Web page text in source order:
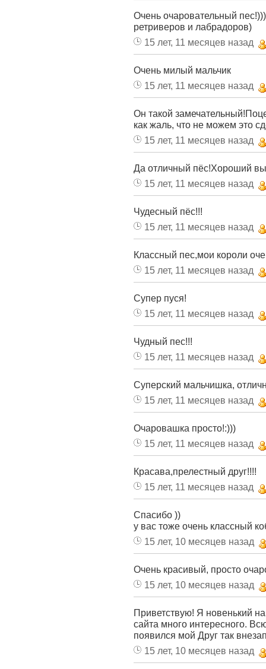
Очень очаровательный
ретриверов и лабрадоров)
15 лет, 11 месяцев назад
Очень милый мальчик
15 лет, 11 месяцев назад
Он такой
как жаль, что не можем это
15 лет, 11 месяцев назад
Да отличный пёс!Хороший
15 лет, 11 месяцев назад
Чудесный пёс!!!
15 лет, 11 месяцев назад
Классный пес,мои короли
15 лет, 11 месяцев назад
Супер пуся!
15 лет, 11 месяцев назад
Чудный пес!!!
15 лет, 11 месяцев назад
Суперский мальчишка,
15 лет, 11 месяцев назад
Очаровашка просто!:)))
15 лет, 11 месяцев назад
Красава,прелестный друг!!!!
15 лет, 11 месяцев назад
Спасибо ))
у вас тоже очень классный
15 лет, 10 месяцев назад
Очень красивый, просто
15 лет, 10 месяцев назад
Приветствую! Я новенький
сайта много интересного.
появился мой Друг так
15 лет, 10 месяцев назад